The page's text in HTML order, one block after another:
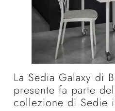
La Sedia Galaxy di
presente fa parte
collezione di Sedie